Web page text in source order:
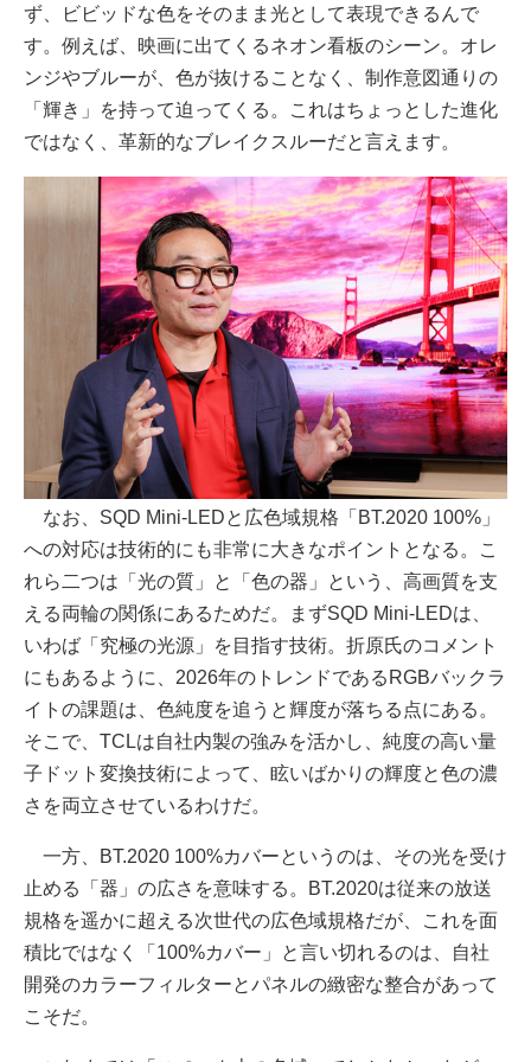
ず、ビビッドな色をそのまま光として表現できるんで
す。例えば、映画に出てくるネオン看板のシーン。オレ
ンジやブルーが、色が抜けることなく、制作意図通りの
「輝き」を持って迫ってくる。これはちょっとした進化
ではなく、革新的なブレイクスルーだと言えます。
なお、SQD Mini-LEDと広色域規格「BT.2020 100%」
への対応は技術的にも非常に大きなポイントとなる。こ
れら二つは「光の質」と「色の器」という、高画質を支
える両輪の関係にあるためだ。まずSQD Mini-LEDは、
いわば「究極の光源」を目指す技術。折原氏のコメント
にもあるように、2026年のトレンドであるRGBバックラ
イトの課題は、色純度を追うと輝度が落ちる点にある。
そこで、TCLは自社内製の強みを活かし、純度の高い量
子ドット変換技術によって、眩いばかりの輝度と色の濃
さを両立させているわけだ。
一方、BT.2020 100%カバーというのは、その光を受け
止める「器」の広さを意味する。BT.2020は従来の放送
規格を遥かに超える次世代の広色域規格だが、これを面
積比ではなく「100%カバー」と言い切れるのは、自社
開発のカラーフィルターとパネルの緻密な整合があって
こそだ。